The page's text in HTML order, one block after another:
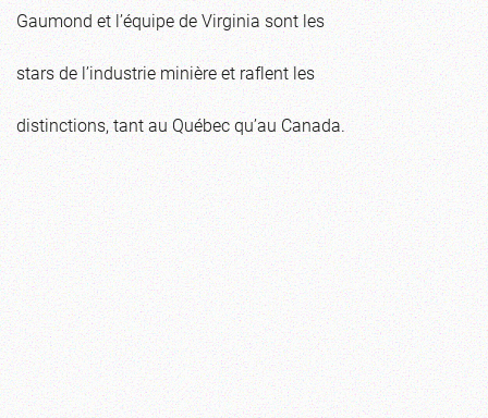
Gaumond et l’équipe de Virginia sont les
stars de l’industrie minière et raflent les
distinctions, tant au Québec qu’au Canada.